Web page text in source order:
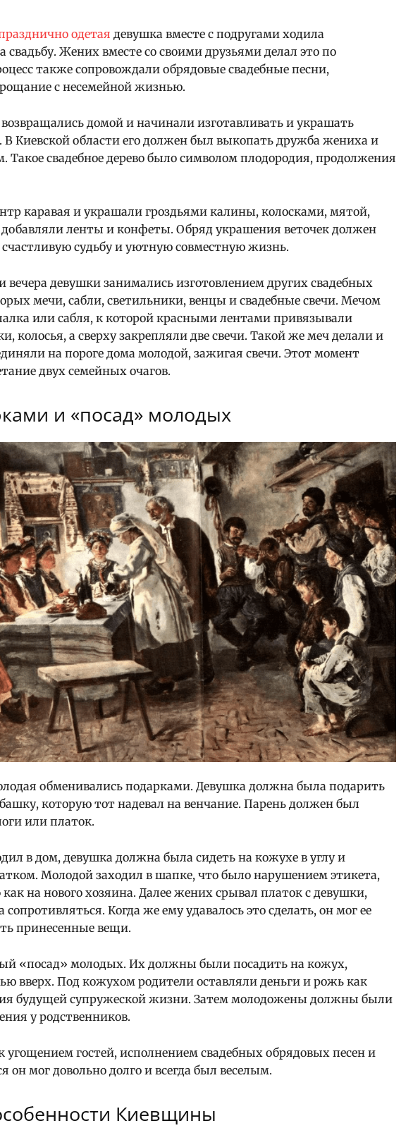
одетая девушка вместе с подругами ходила
свадьбу. Жених вместе со своими друзьями делал это по
также сопровождали обрядовые свадебные песни,
с несемейной жизнью.
домой и начинали изготавливать и украшать
В Киевской области его должен был выкопать дружба жениха и
Такое свадебное дерево было символом плодородия, продолжения
каравая и украшали гроздьями калины, колосками, мятой,
ленты и конфеты. Обряд украшения веточек должен
судьбу и уютную совместную жизнь.
девушки занимались изготовлением других свадебных
мечи, сабли, светильники, венцы и свадебные свечи. Мечом
или сабля, к которой красными лентами привязывали
колосья, а сверху закрепляли две свечи. Такой же меч делали и
на пороге дома молодой, зажигая свечи. Этот момент
двух семейных очагов.
и «посад» молодых
обменивались подарками. Девушка должна была подарить
которую тот надевал на венчание. Парень должен был
или платок.
в дом, девушка должна была сидеть на кожухе в углу и
Молодой заходил в шапке, что было нарушением этикета,
как на нового хозяина. Далее жених срывал платок с девушки,
Когда же ему удавалось это сделать, он мог ее
принесенные вещи.
«посад» молодых. Их должны были посадить на кожух,
вверх. Под кожухом родители оставляли деньги и рожь как
будущей супружеской жизни. Затем молодожены должны были
у родственников.
угощением гостей, исполнением свадебных обрядовых песен и
он мог довольно долго и всегда был веселым.
Киевщины